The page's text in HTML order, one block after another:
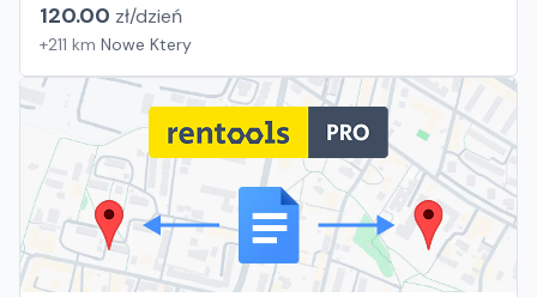
120.00 zł/dzień
+211 km Nowe Ktery